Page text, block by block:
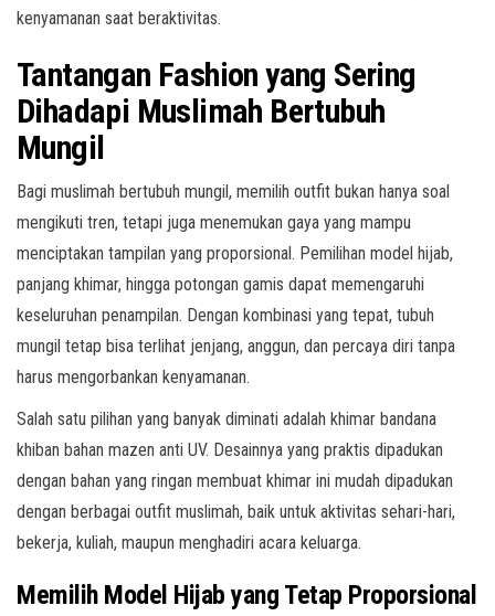
kenyamanan saat beraktivitas.
Tantangan Fashion yang Sering
Dihadapi Muslimah Bertubuh
Mungil
Bagi muslimah bertubuh mungil, memilih outfit bukan hanya soal
mengikuti tren, tetapi juga menemukan gaya yang mampu
menciptakan tampilan yang proporsional. Pemilihan model hijab,
panjang khimar, hingga potongan gamis dapat memengaruhi
keseluruhan penampilan. Dengan kombinasi yang tepat, tubuh
mungil tetap bisa terlihat jenjang, anggun, dan percaya diri tanpa
harus mengorbankan kenyamanan.
Salah satu pilihan yang banyak diminati adalah khimar bandana
khiban bahan mazen anti UV. Desainnya yang praktis dipadukan
dengan bahan yang ringan membuat khimar ini mudah dipadukan
dengan berbagai outfit muslimah, baik untuk aktivitas sehari-hari,
bekerja, kuliah, maupun menghadiri acara keluarga.
Memilih Model Hijab yang Tetap Proporsional